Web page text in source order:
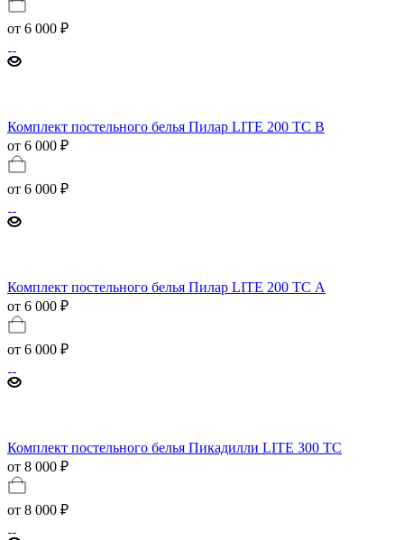
от 6 000 ₽
Комплект постельного белья Пилар LITE 200 TC B
от 6 000 ₽
от 6 000 ₽
Комплект постельного белья Пилар LITE 200 TC А
от 6 000 ₽
от 6 000 ₽
Комплект постельного белья Пикадилли LITE 300 TC
от 8 000 ₽
от 8 000 ₽